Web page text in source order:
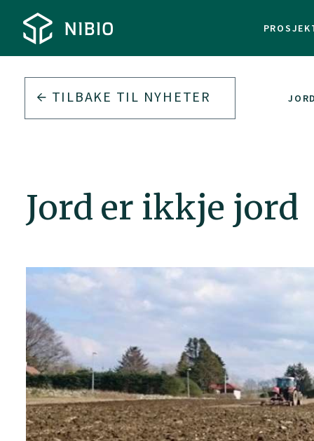
TILBAKE TIL NYHETER
Jord er ikkje jord